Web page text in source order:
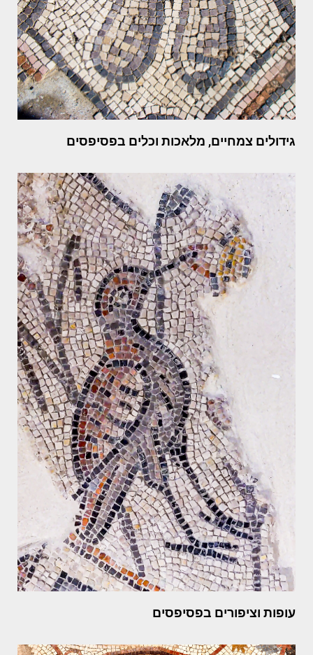
גידולים צמחיים, מלאכות וכלים בפסיפסים
עופות וציפורים בפסיפסים